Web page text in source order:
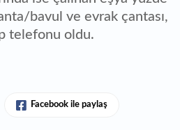
bavul ve evrak çantası,
telefonu oldu.
Facebook ile paylaş